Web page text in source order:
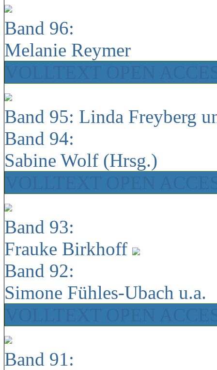
Band 96:
Melanie Reymer
Band 95: Linda Freyberg
Band 94:
Sabine Wolf (Hrsg.)
Band 93:
Frauke Birkhoff
Band 92:
Simone Fühles-Ubach u.a.
Band 91: